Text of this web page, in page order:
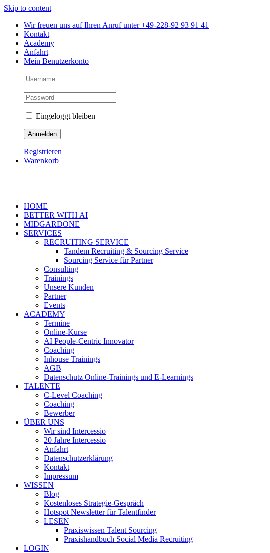
Skip to content
Wir freuen uns auf Ihren Anruf unter +49-228-92 93 91 41
Kontakt
Academy
Anfahrt
Mein Benutzerkonto
Eingeloggt bleiben
Registrieren
Warenkorb
HOME
BETTER WITH AI
MIDGARDONE
SERVICES
RECRUITING SERVICE
Tandem Recruiting & Sourcing Service
Sourcing Service für Partner
Consulting
Trainings
Unsere Kunden
Partner
Events
ACADEMY
Termine
Online-Kurse
AI People-Centric Innovator
Coaching
Inhouse Trainings
AGB
Datenschutz Online-Trainings und E-Learnings
TALENTE
C-Level Coaching
Coaching
Bewerber
ÜBER UNS
Wir sind Intercessio
20 Jahre Intercessio
Anfahrt
Datenschutzerklärung
Kontakt
Impressum
WISSEN
Blog
Kostenloses Strategie-Gespräch
Hotspot Newsletter für Talentfinder
LESEN
Praxiswissen Talent Sourcing
Praxishandbuch Social Media Recruiting
LOGIN